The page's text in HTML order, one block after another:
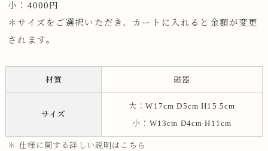
小：4000円
＊サイズをご選択いただき、カートに入れると金額が変更
されます。
材質 磁器
サイズ
大：W17cm D5cm H15.5cm
小：W13cm D4cm H11cm
＊ 仕様に関する詳しい説明はこちら